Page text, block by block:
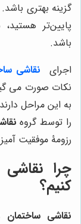
گزینه بهتری
پایین‌تر
باشد.
اجرای
نقاشی
نکات صورت می
به این مراحل
را توسط گروه
رزومۀ موفقیت
چرا
کنیم؟
نقاشی